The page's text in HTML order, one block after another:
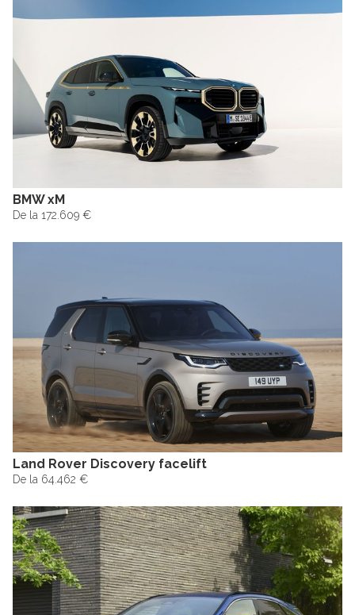
BMW xM
De la 172.609 €
Land Rover Discovery facelift
De la 64.462 €